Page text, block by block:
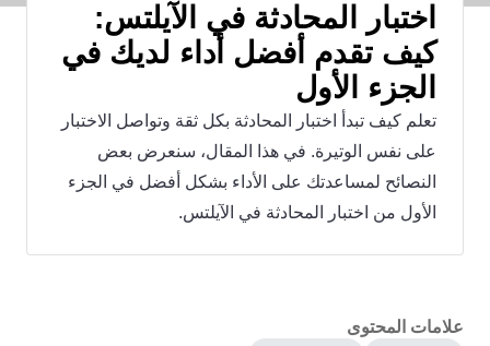
اختبار المحادثة في الآيلتس:
كيف تقدم أفضل أداء لديك في
الجزء الأول
تعلم كيف تبدأ اختبار المحادثة بكل ثقة وتواصل الاختبار
على نفس الوتيرة. في هذا المقال، سنعرض بعض
النصائح لمساعدتك على الأداء بشكل أفضل في الجزء
الأول من اختبار المحادثة في الآيلتس.
علامات المحتوى